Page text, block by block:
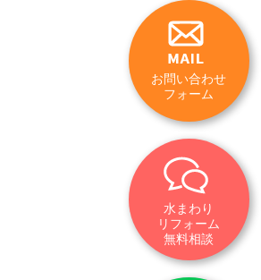
お問い合わせ
フォーム
水まわり
リフォーム
無料相談